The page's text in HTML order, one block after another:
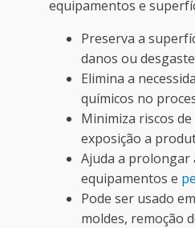
equipamentos e
Preserva a
danos ou
Elimina a
químicos no
Minimiza riscos de
exposição a
Ajuda a prolongar
equipamentos e
Pode ser usado
moldes, remoção